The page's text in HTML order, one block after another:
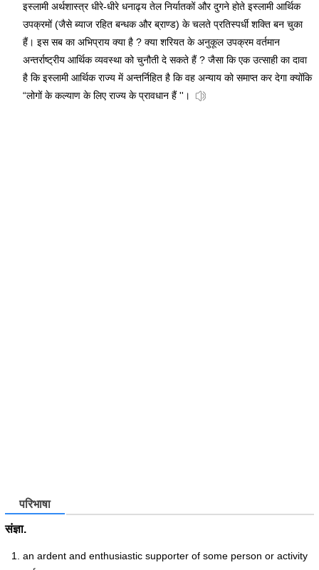
इस्लामी अर्थशास्त्र धीरे-धीरे धनाढ्य तेल निर्यातकों और दुगने होते इस्लामी आर्थिक
उपक्रमों (जैसे ब्याज रहित बन्धक और ब्राण्ड) के चलते प्रतिस्पर्धी शक्ति बन चुका
हैं। इस सब का अभिप्राय क्या है ? क्या शरियत के अनुकूल उपक्रम वर्तमान
अन्तर्राष्ट्रीय आर्थिक व्यवस्था को चुनौती दे सकते हैं ? जैसा कि एक उत्साही का दावा
है कि इस्लामी आर्थिक राज्य में अन्तर्निहित है कि वह अन्याय को समाप्त कर देगा क्योंकि
“लोगों के कल्याण के लिए राज्य के प्रावधान हैं ''।
परिभाषा
संज्ञा.
an ardent and enthusiastic supporter of some person or activity